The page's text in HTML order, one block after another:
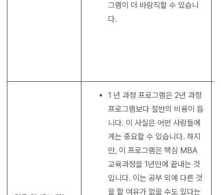
그램이 더 바람직할 수 있습니
다.
1 년 과정 프로그램은 2년 과정
프로그램보다 절반의 비용이 듭
니다. 이 사실은 어떤 사람들에
게는 중요할 수 있습니다. 하지
만, 이 프로그램은 핵심 MBA
교육과정을 1년만에 끝내는 것
입니다. 이는 공부 외에 다른 것
을 할 여유가 없을 수도 있다는